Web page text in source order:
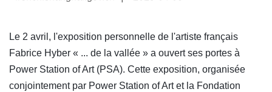
Le 2 avril, l'exposition personnelle de l'artiste français
Fabrice Hyber « ... de la vallée » a ouvert ses portes à
Power Station of Art (PSA). Cette exposition, organisée
conjointement par Power Station of Art et la Fondation